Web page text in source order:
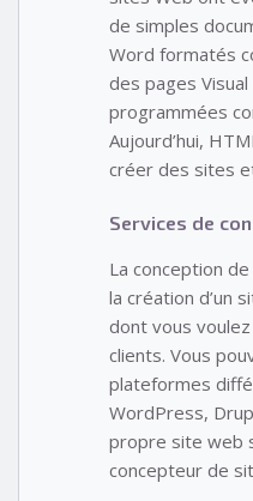
de simples
Word formatés
des pages
programmées
Aujourd’hui,
créer des sites
Services de
La conception
la création d’un
dont vous
clients. Vous
plateformes
WordPress,
propre site web
concepteur de